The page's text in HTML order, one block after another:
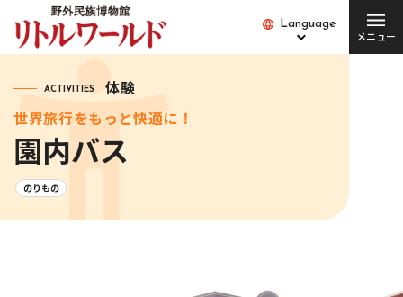
Language
メニュー
Language
開館時間･営業日
ACTIVITIES
体験
世界旅行をもっと快適に！
園内バス
のりもの